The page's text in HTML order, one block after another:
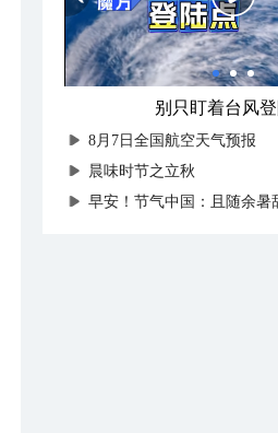
别只盯着台风
8月7日全国航空天气预报
晨味时节之立秋
早安！节气中国：且随余暑